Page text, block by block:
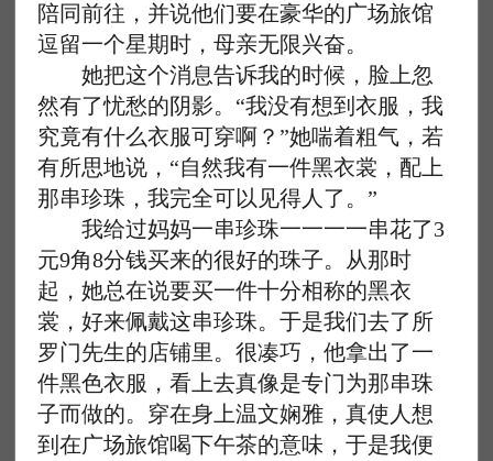
陪同前往，并说他们要在豪华的广场旅馆
逗留一个星期时，母亲无限兴奋。
她把这个消息告诉我的时候，脸上忽
然有了忧愁的阴影。“我没有想到衣服，我
究竟有什么衣服可穿啊？”她喘着粗气，若
有所思地说，“自然我有一件黑衣裳，配上
那串珍珠，我完全可以见得人了。”
我给过妈妈一串珍珠一一一一串花了3
元9角8分钱买来的很好的珠子。从那时
起，她总在说要买一件十分相称的黑衣
裳，好来佩戴这串珍珠。于是我们去了所
罗门先生的店铺里。很凑巧，他拿出了一
件黑色衣服，看上去真像是专门为那串珠
子而做的。穿在身上温文娴雅，真使人想
到在广场旅馆喝下午茶的意味，于是我便